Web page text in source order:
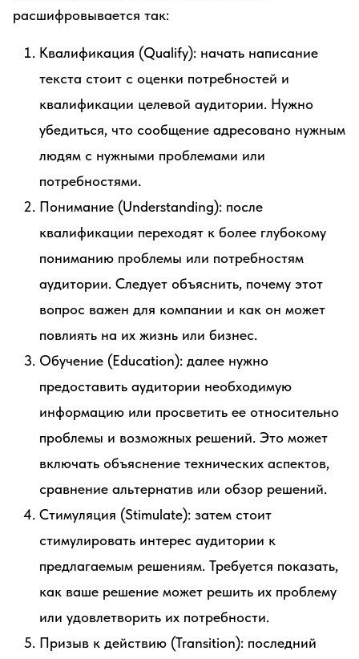
расшифровывается так:
Квалификация (Qualify): начать написание
текста стоит с оценки потребностей и
квалификации целевой аудитории. Нужно
убедиться, что сообщение адресовано нужным
людям с нужными проблемами или
потребностями.
Понимание (Understanding): после
квалификации переходят к более глубокому
пониманию проблемы или потребностям
аудитории. Следует объяснить, почему этот
вопрос важен для компании и как он может
повлиять на их жизнь или бизнес.
Обучение (Education): далее нужно
предоставить аудитории необходимую
информацию или просветить ее относительно
проблемы и возможных решений. Это может
включать объяснение технических аспектов,
сравнение альтернатив или обзор решений.
Стимуляция (Stimulate): затем стоит
стимулировать интерес аудитории к
предлагаемым решениям. Требуется показать,
как ваше решение может решить их проблему
или удовлетворить их потребности.
Призыв к действию (Transition): последний